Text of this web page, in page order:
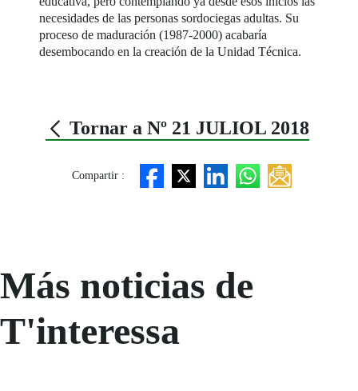
necesidades de las personas sordociegas adultas. Su
proceso de maduración (1987-2000) acabaría
desembocando en la creación de la Unidad Técnica.
Tornar a Nº 21 JULIOL 2018
Compartir :
Más noticias de
T'interessa